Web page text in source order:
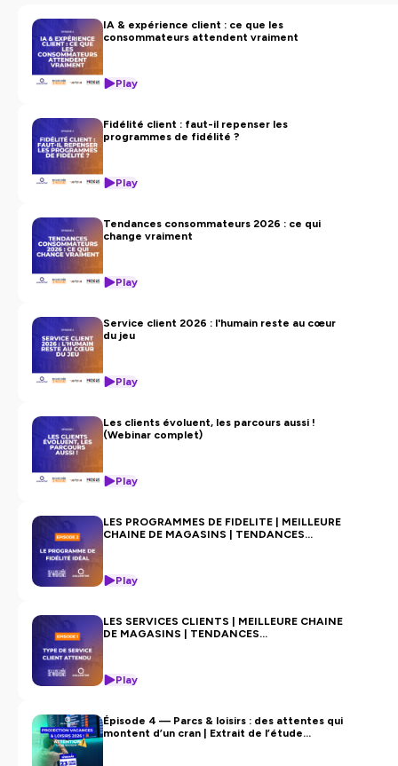
IA & expérience client : ce que les
consommateurs attendent vraiment
Play
Fidélité client : faut-il repenser les
programmes de fidélité ?
Play
Tendances consommateurs 2026 : ce qui
change vraiment
Play
Service client 2026 : l'humain reste au cœur
du jeu
Play
Les clients évoluent, les parcours aussi !
(Webinar complet)
Play
LES PROGRAMMES DE FIDELITE | MEILLEURE
CHAINE DE MAGASINS | TENDANCES
Play
LES SERVICES CLIENTS | MEILLEURE CHAINE
DE MAGASINS | TENDANCES
Play
Épisode 4 — Parcs & loisirs : des attentes qui
montent d’un cran | Extrait de l’étude